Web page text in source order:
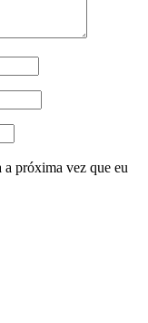
a próxima vez que eu